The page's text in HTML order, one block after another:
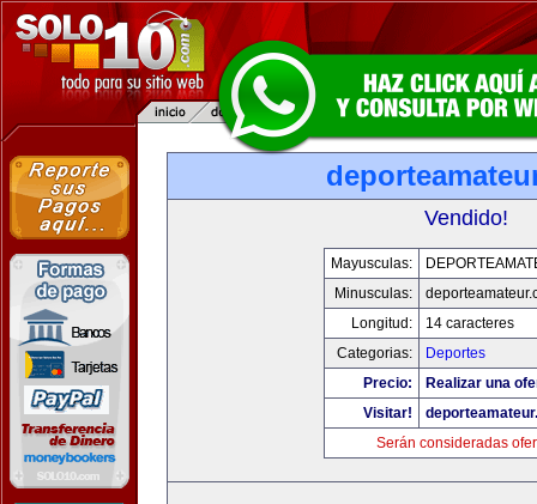
Vendido!
Mayusculas:
Minusculas:
Longitud:
14 caracteres
Categorias:
Deportes
Precio:
Realizar una
Visitar!
Serán consideradas